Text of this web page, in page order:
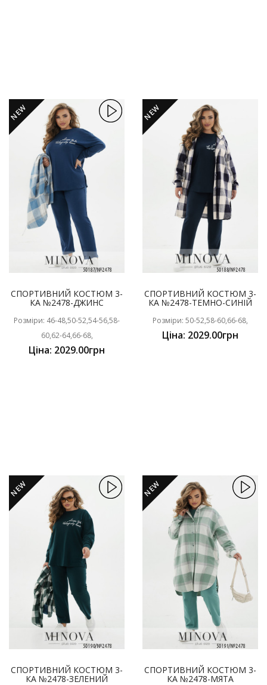
NEW
СПОРТИВНИЙ КОСТЮМ 3-
КА №2478-ДЖИНС
Розміри: 46-48,50-52,54-56,58-
60,62-64,66-68,
Ціна: 2029.00грн
NEW
СПОРТИВНИЙ КОСТЮМ 3-
КА №2478-ТЕМНО-СИНІЙ
Розміри: 50-52,58-60,66-68,
Ціна: 2029.00грн
NEW
СПОРТИВНИЙ КОСТЮМ 3-
КА №2478-ЗЕЛЕНИЙ
NEW
СПОРТИВНИЙ КОСТЮМ 3-
КА №2478-МЯТА